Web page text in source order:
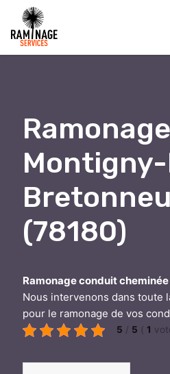
(78180)
Ramonage conduit
Nous intervenons dans toute
pour le ramonage de vos
5 / 5 ( 1